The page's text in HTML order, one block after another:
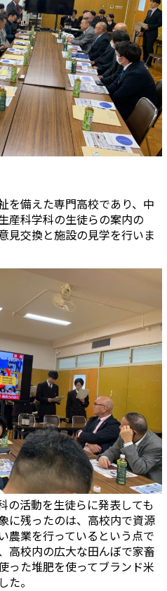
を備えた専門高校であり、中
産科学科の生徒らの案内の
見交換と施設の見学を行いま
の活動を生徒らに発表しても
に残ったのは、高校内で資源
農業を行っているという点で
高校内の広大な田んぼで家畜
った堆肥を使ってブランド米
た。